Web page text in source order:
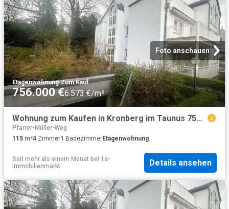
Foto anschauen
Etagenwohnung·Zum Kauf
756.000 €6.573 €/m²
Wohnung zum Kaufen in Kronberg im Taunus 756.000,00 EUR 115.94 m²
Pfarrer-Müller-Weg
115 m²4 Zimmer1 BadezimmerEtagenwohnung
Seit mehr als einem Monat bei 1a-
Immobilienmarkt
Details ansehen